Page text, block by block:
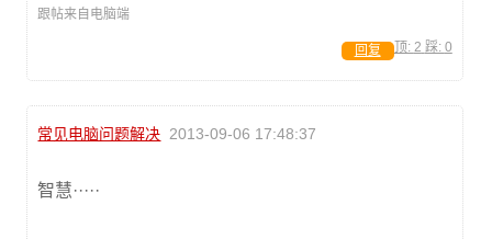
跟帖来自电脑端
顶: 2 踩: 0
回复
常见电脑问题解决 2013-09-06 17:48:37
智慧·····